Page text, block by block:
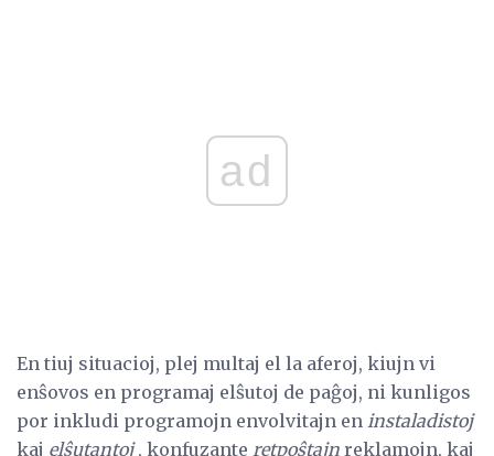
ad
En tiuj situacioj, plej multaj el la aferoj, kiujn vi
enŝovos en programaj elŝutoj de paĝoj, ni kunligos
por inkludi programojn envolvitajn en instaladistoj
kaj elŝutantoj, konfuzante retpoŝtajn reklamojn, kaj